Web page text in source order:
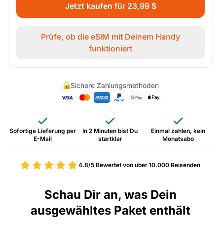
Jetzt kaufen für 23,99 $
Prüfe, ob die eSIM mit Deinem Handy
funktioniert
Sichere Zahlungsmethoden
Sofortige Lieferung per
E-Mail
In 2 Minuten bist Du
startklar
Einmal zahlen, kein
Monatsabo
4.8/5Bewertet von über 10.000 Reisenden
Schau Dir an, was Dein
ausgewähltes Paket enthält